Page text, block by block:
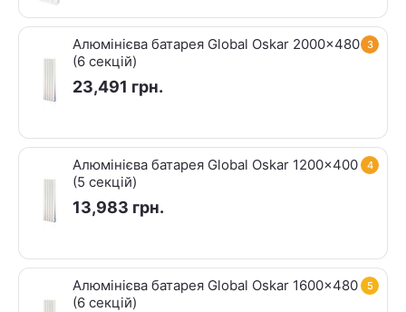
3
Алюмінієва батарея Global Oskar 2000x480
(6 секцій)
23,491 грн.
4
Алюмінієва батарея Global Oskar 1200x400
(5 секцій)
13,983 грн.
5
Алюмінієва батарея Global Oskar 1600x480
(6 секцій)